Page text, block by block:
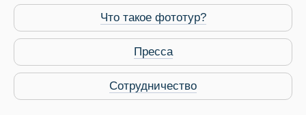
Что такое фототур?
Пресса
Сотрудничество